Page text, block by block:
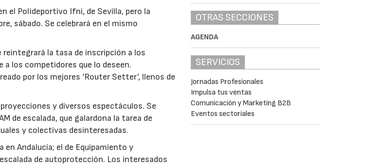
el Polideportivo Ifni, de Sevilla, pero la
sábado. Se celebrará en el mismo
la tasa de inscripción a los
los competidores que lo deseen.
por los mejores ‘Router Setter’, llenos de
y diversos espectáculos. Se
de escalada, que galardona la tarea de
y colectivas desinteresadas.
Andalucía; el de Equipamiento y
de autoprotección. Los interesados
OTRAS SECCIONES
AGENDA
SERVICIOS
Jornadas Profesionales
Impulsa tus ventas
Comunicación y Marketing B2B
Eventos sectoriales